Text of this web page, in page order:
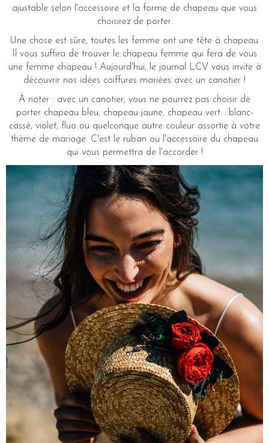
ajustable selon l'accessoire et la forme de chapeau que vous
choisirez de porter.
Une chose est sûre, toutes les femme ont une tête à chapeau.
Il vous suffira de trouver le chapeau femme qui fera de vous
une femme chapeau ! Aujourd'hui, le journal LCV vous invite à
découvrir nos idées coiffures mariées avec un canotier !
À noter : avec un canotier, vous ne pourrez pas choisir de
porter chapeau bleu, chapeau jaune, chapeau vert... blanc-
cassé, violet, fluo ou quelconque autre couleur assortie à votre
thème de mariage. C'est le ruban ou l'accessoire du chapeau
qui vous permettra de l'accorder !